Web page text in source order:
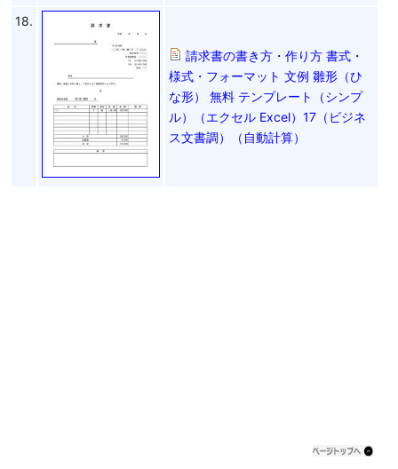
18.
請求書の書き方・作り方 書式・
様式・フォーマット 文例 雛形（ひ
な形） 無料 テンプレート（シンプ
ル）（エクセル Excel）17（ビジネ
ス文書調）（自動計算）